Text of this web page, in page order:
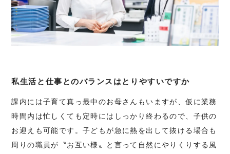
私生活と仕事とのバランスはとりやすいですか
課内には子育て真っ最中のお母さんもいますが、仮に業務
時間内は忙しくても定時にはしっかり終わるので、子供の
お迎えも可能です。子どもが急に熱を出して抜ける場合も
周りの職員が〝お互い様〟と言って自然にやりくりする風